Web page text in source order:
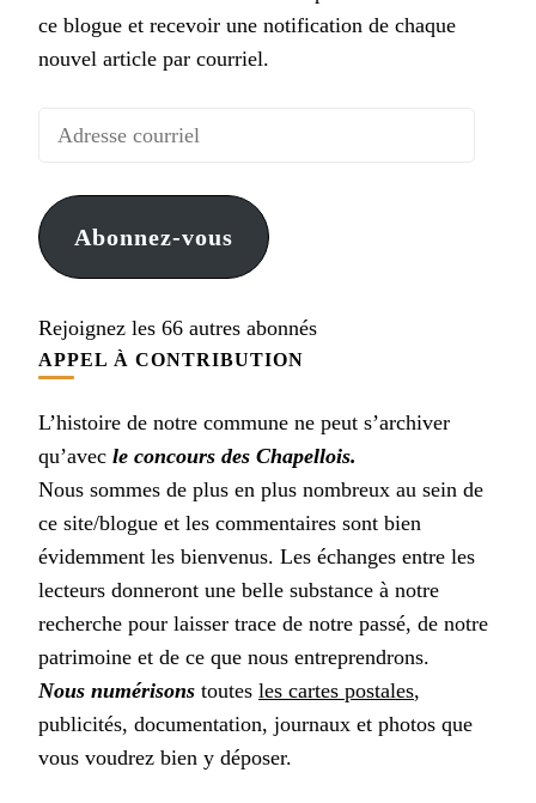
ce blogue et recevoir une notification de chaque
nouvel article par courriel.
Adresse
Abonnez-vous
Rejoignez les 66 autres abonnés
APPEL À CONTRIBUTION
L’histoire de notre commune ne peut s’archiver
qu’avec le concours des Chapellois.
Nous sommes de plus en plus nombreux au sein de
ce site/blogue et les commentaires sont bien
évidemment les bienvenus. Les échanges entre les
lecteurs donneront une belle substance à notre
recherche pour laisser trace de notre passé, de notre
patrimoine et de ce que nous entreprendrons.
Nous numérisons toutes les cartes postales,
publicités, documentation, journaux et photos que
vous voudrez bien y déposer.